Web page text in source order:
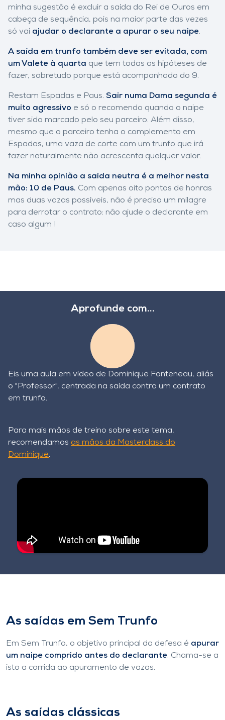
minha sugestão é excluir a saída do Rei de Ouros em
cabeça de sequência, pois na maior parte das vezes
só vai ajudar o declarante a apurar o seu naipe.
A saída em trunfo também deve ser evitada, com
um Valete à quarta que tem todas as hipóteses de
fazer, sobretudo porque está acompanhado do 9.
Restam Espadas e Paus. Sair numa Dama segunda é
muito agressivo e só o recomendo quando o naipe
tiver sido marcado pelo seu parceiro. Além disso,
mesmo que o parceiro tenha o complemento em
Espadas, uma vaza de corte com um trunfo que irá
fazer naturalmente não acrescenta qualquer valor.
Na minha opinião a saída neutra é a melhor nesta
mão: 10 de Paus. Com apenas oito pontos de honras
mas duas vazas possíveis, não é preciso um milagre
para derrotar o contrato: não ajude o declarante em
caso algum !
Aprofunde com...
Eis uma aula em vídeo de Dominique Fonteneau, aliás
o "Professor", centrada na saída contra um contrato
em trunfo.
Para mais mãos de treino sobre este tema,
recomendamos as mãos da Masterclass do
Dominique.
As saídas em Sem Trunfo
Em Sem Trunfo, o objetivo principal da defesa é apurar
um naipe comprido antes do declarante. Chama-se a
isto a corrida ao apuramento de vazas.
As saídas clássicas